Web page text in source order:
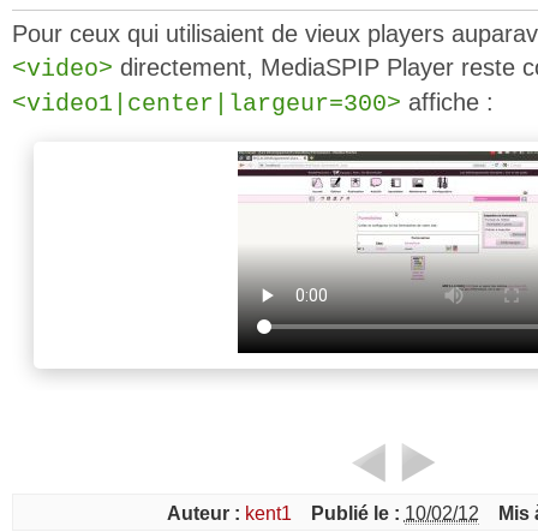
Pour ceux qui utilisaient de vieux players
<video> directement, MediaSPIP Player reste
<video1|center|largeur=300> affiche :
Auteur : kent1 Publié le : 10/02/12 Mis